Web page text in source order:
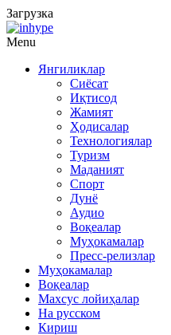
Загрузка
Menu
Янгиликлар
Сиёсат
Иқтисод
Жамият
Ҳодисалар
Технологиялар
Туризм
Маданият
Спорт
Дунё
Аудио
Воқеалар
Муҳокамалар
Пресс-релизлар
Муҳокамалар
Воқеалар
Махсус лойиҳалар
На русском
Кириш